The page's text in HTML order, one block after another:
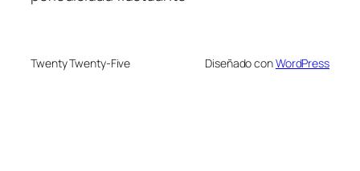
Twenty Twenty-Five Diseñado conWordPress